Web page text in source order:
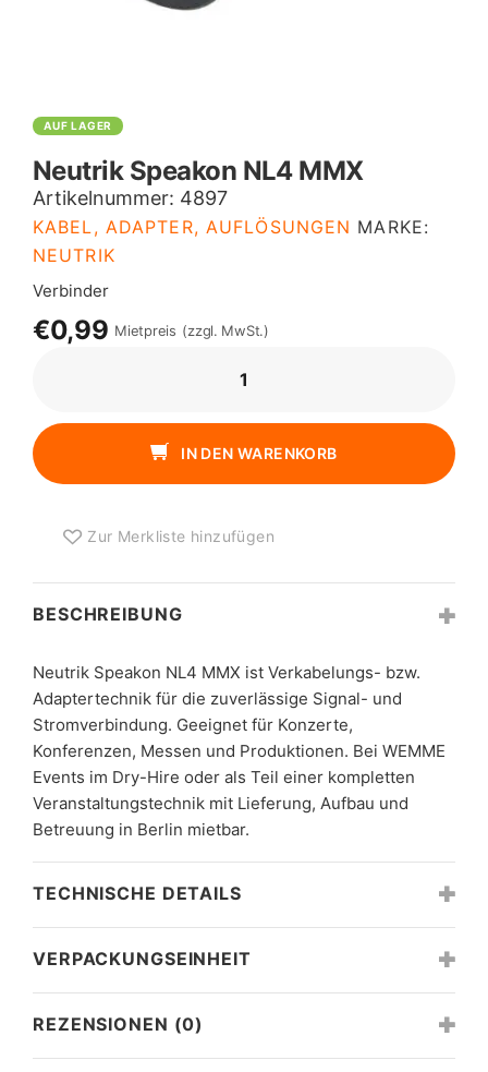
AUF LAGER
Neutrik Speakon NL4 MMX
Artikelnummer: 4897
KABEL, ADAPTER, AUFLÖSUNGEN MARKE:
NEUTRIK
Verbinder
€0,99 Mietpreis (zzgl. MwSt.)
MMX
MENGE
IN DEN WARENKORB
Zur Merkliste hinzufügen
BESCHREIBUNG
Neutrik Speakon NL4 MMX ist Verkabelungs- bzw.
Adaptertechnik für die zuverlässige Signal- und
Stromverbindung. Geeignet für Konzerte,
Konferenzen, Messen und Produktionen. Bei WEMME
Events im Dry-Hire oder als Teil einer kompletten
Veranstaltungstechnik mit Lieferung, Aufbau und
Betreuung in Berlin mietbar.
TECHNISCHE DETAILS
VERPACKUNGSEINHEIT
REZENSIONEN (0)